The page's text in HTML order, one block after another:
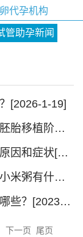
代孕机构
管助孕新闻
[2026-1-19]
供卵助孕咨询：供卵助孕妈妈在试管胚胎移植阶段感冒了怎么办？[2024-12-24]
试管婴儿取卵后三代代孕妈妈腹水的原因和症状[2024-8-21]
国内代孕咨询：中国借卵代孕宝宝吃小米粥有什么好处？[2023-8-10]
导致国内借卵代孕宝宝早产的原因有哪些？[2023-7-15]
下一页 尾页